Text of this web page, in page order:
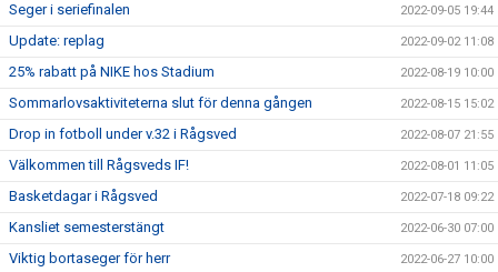
Seger i seriefinalen 2022-09-05 19:44
Update: replag 2022-09-02 11:08
25% rabatt på NIKE hos Stadium 2022-08-19 10:00
Sommarlovsaktiviteterna slut för denna gången 2022-08-15 15:02
Drop in fotboll under v.32 i Rågsved 2022-08-07 21:55
Välkommen till Rågsveds IF! 2022-08-01 11:05
Basketdagar i Rågsved 2022-07-18 09:22
Kansliet semesterstängt 2022-06-30 07:00
Viktig bortaseger för herr 2022-06-27 10:00